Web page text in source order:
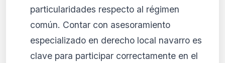
particularidades respecto al régimen
común. Contar con asesoramiento
especializado en derecho local navarro es
clave para participar correctamente en el